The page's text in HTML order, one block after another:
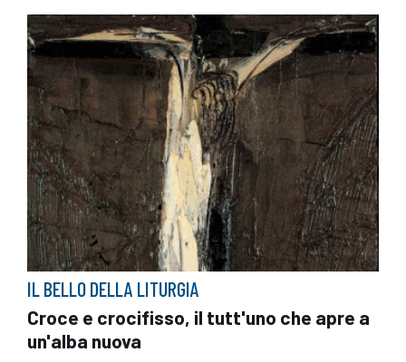
IL BELLO DELLA LITURGIA
Croce e crocifisso, il tutt'uno che apre a
un'alba nuova